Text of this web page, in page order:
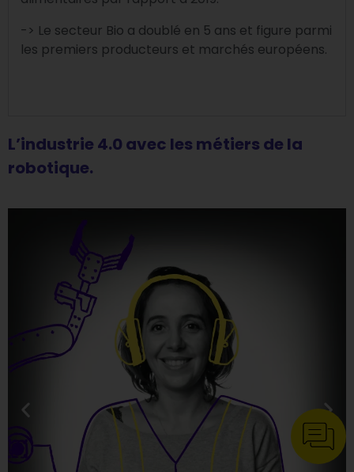
-> Le secteur Bio a doublé en 5 ans et figure parmi
les premiers producteurs et marchés européens.
L’industrie 4.0 avec les métiers de la
robotique.